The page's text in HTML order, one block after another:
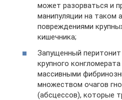
может разорваться и
манипуляции на таком
повреждениями
кишечника;
Запущенный
крупного
массивными
множеством очагов
(абсцессов), которые